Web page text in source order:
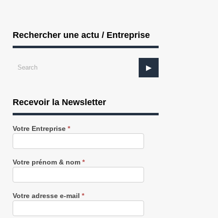
Rechercher une actu / Entreprise
Recevoir la Newsletter
Recevez
notre
gratuitement
Votre Entreprise *
Votre prénom & nom *
Votre adresse e-mail *